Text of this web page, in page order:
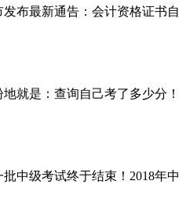
布最新通告：会计资格证
就是：查询自己考了多少
中级考试终于结束！2018